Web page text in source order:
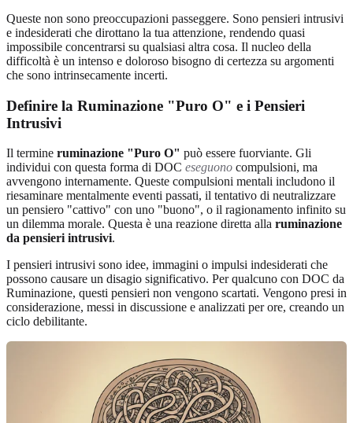
Queste non sono preoccupazioni passeggere. Sono pensieri intrusivi
e indesiderati che dirottano la tua attenzione, rendendo quasi
impossibile concentrarsi su qualsiasi altra cosa. Il nucleo della
difficoltà è un intenso e doloroso bisogno di certezza su argomenti
che sono intrinsecamente incerti.
Definire la Ruminazione "Puro O" e i Pensieri
Intrusivi
Il termine ruminazione "Puro O" può essere fuorviante. Gli
individui con questa forma di DOC eseguono compulsioni, ma
avvengono internamente. Queste compulsioni mentali includono il
riesaminare mentalmente eventi passati, il tentativo di neutralizzare
un pensiero "cattivo" con uno "buono", o il ragionamento infinito su
un dilemma morale. Questa è una reazione diretta alla ruminazione
da pensieri intrusivi.
I pensieri intrusivi sono idee, immagini o impulsi indesiderati che
possono causare un disagio significativo. Per qualcuno con DOC da
Ruminazione, questi pensieri non vengono scartati. Vengono presi in
considerazione, messi in discussione e analizzati per ore, creando un
ciclo debilitante.